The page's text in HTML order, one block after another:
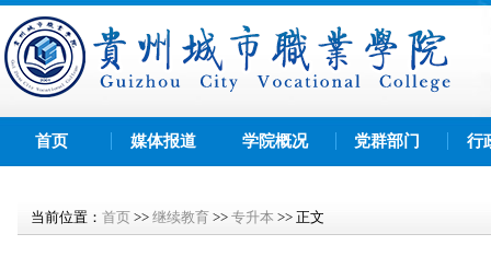
首页 媒体报道 学院概况 党群部门 行
当前位置： 首页 >> 继续教育 >> 专升本 >> 正文